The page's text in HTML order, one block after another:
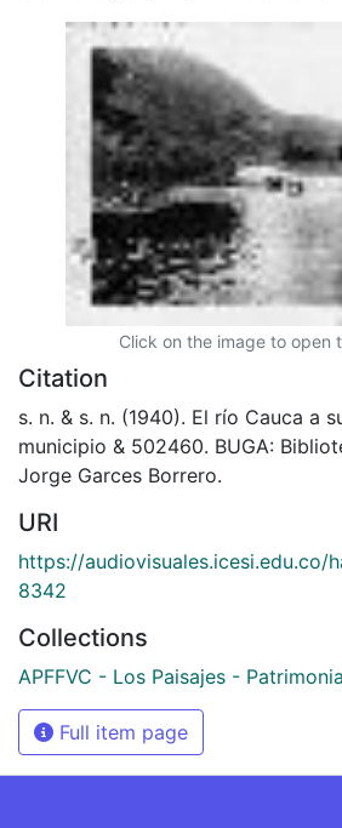
Click on the image to open
Citation
s. n. & s. n. (1940). El río Cauca a
municipio & 502460. BUGA:
Jorge Garces Borrero.
URI
https://audiovisuales.icesi.edu.co/
8342
Collections
APFFVC - Los Paisajes -
Full item page